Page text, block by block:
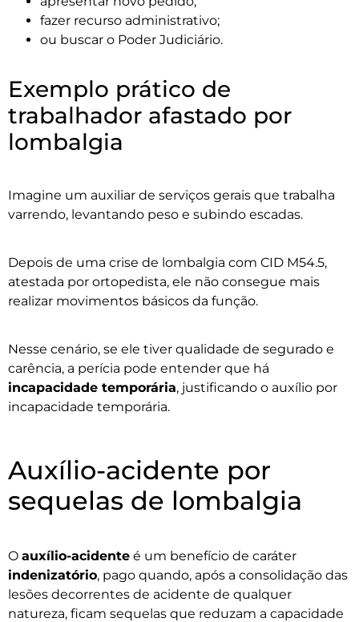
fazer recurso administrativo;
ou buscar o Poder Judiciário.
Exemplo prático de
trabalhador afastado por
lombalgia
Imagine um auxiliar de serviços gerais que trabalha
varrendo, levantando peso e subindo escadas.
Depois de uma crise de lombalgia com CID M54.5,
atestada por ortopedista, ele não consegue mais
realizar movimentos básicos da função.
Nesse cenário, se ele tiver qualidade de segurado e
carência, a perícia pode entender que há
incapacidade temporária, justificando o auxílio por
incapacidade temporária.
Auxílio-acidente por
sequelas de lombalgia
O auxílio-acidente é um benefício de caráter
indenizatório, pago quando, após a consolidação das
lesões decorrentes de acidente de qualquer
natureza, ficam sequelas que reduzam a capacidade